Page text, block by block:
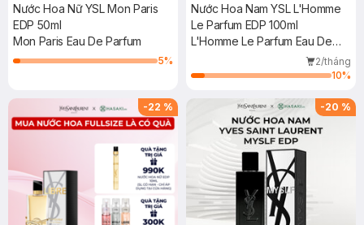
Nước Hoa Nữ YSL Mon Paris
EDP 50ml
Mon Paris Eau De Parfum
5%
Nước Hoa Nam YSL L'Homme
Le Parfum EDP 100ml
L'Homme Le Parfum Eau De
2/tháng
10%
-22 % -20 %